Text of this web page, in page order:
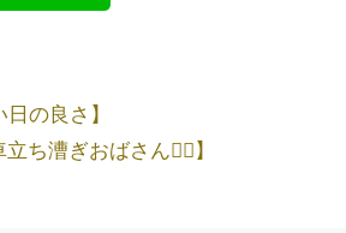
日の良さ】
ち漕ぎおばさん🚵‍♀️】